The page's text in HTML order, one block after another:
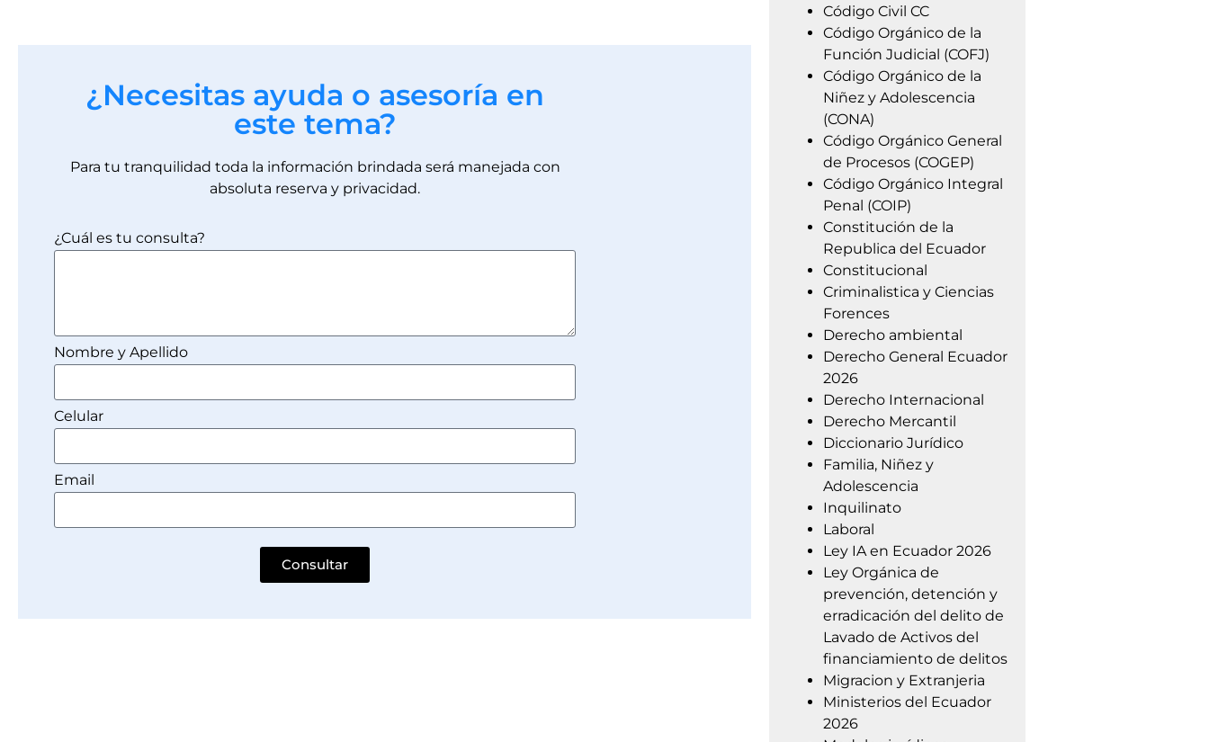
¿Necesitas ayuda o asesoría en
este tema?
Para tu tranquilidad toda la información brindada será manejada con
absoluta reserva y privacidad.
¿Cuál es tu consulta?
Nombre y Apellido
Celular
Email
Consultar
Código Civil CC
Código Orgánico de la
Función Judicial (COFJ)
Código Orgánico de la
Niñez y Adolescencia
(CONA)
Código Orgánico General
de Procesos (COGEP)
Código Orgánico Integral
Penal (COIP)
Constitución de la
Republica del Ecuador
Constitucional
Criminalistica y Ciencias
Forences
Derecho ambiental
Derecho General Ecuador
2026
Derecho Internacional
Derecho Mercantil
Diccionario Jurídico
Familia, Niñez y
Adolescencia
Inquilinato
Laboral
Ley IA en Ecuador 2026
Ley Orgánica de
prevención, detención y
erradicación del delito de
Lavado de Activos del
financiamiento de delitos
Migracion y Extranjeria
Ministerios del Ecuador
2026